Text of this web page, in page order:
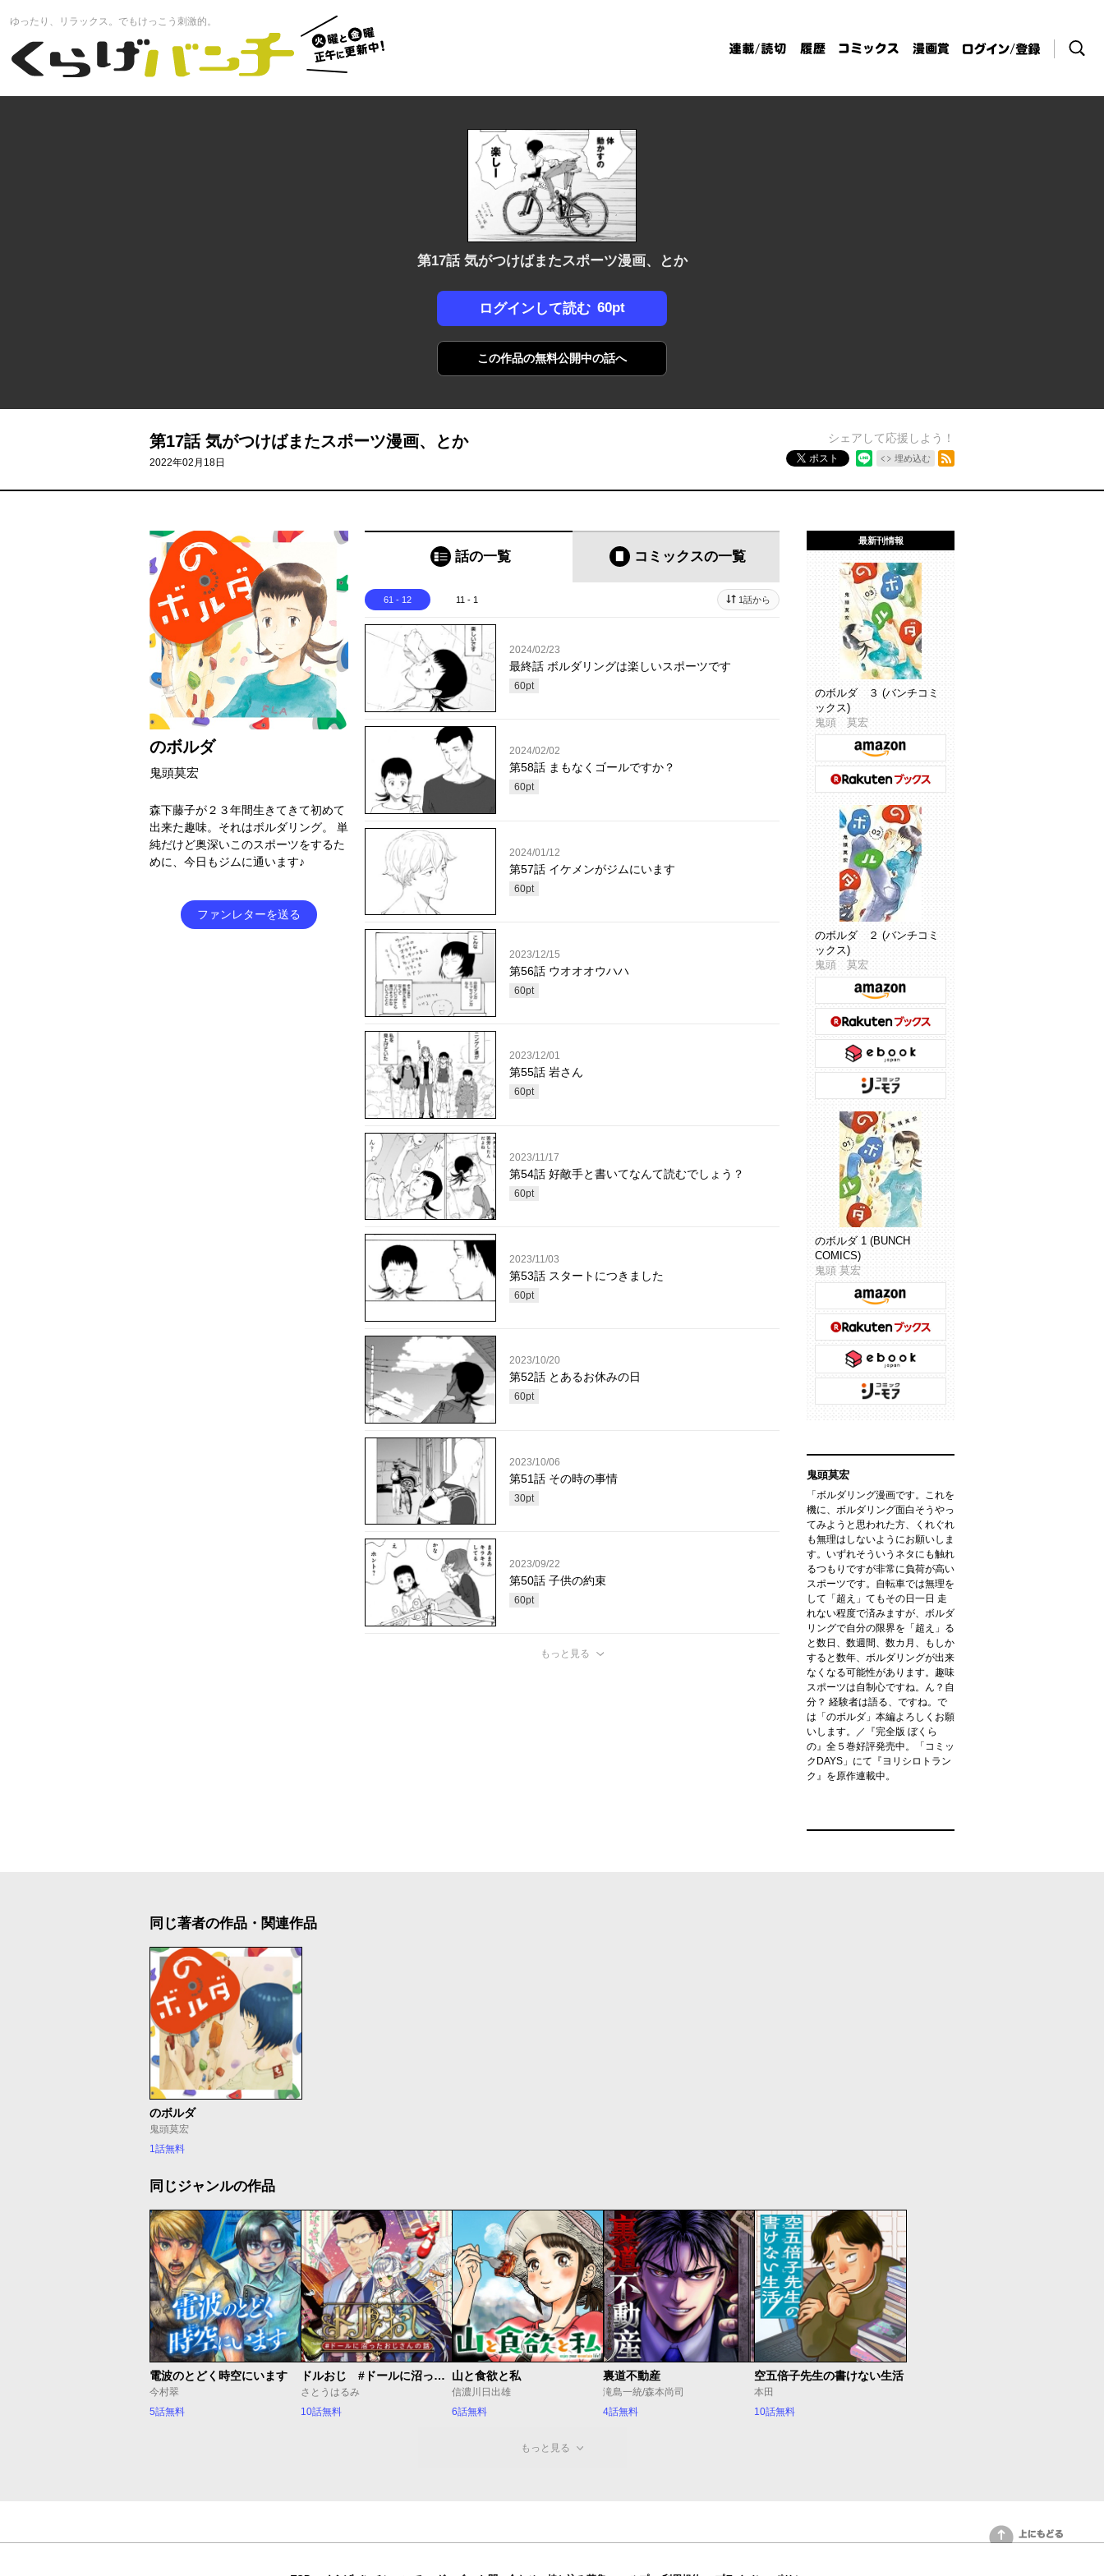
くらげバンチ
火曜と金
曜正午に
更新中！
ゆったり、リラックス。でもけっこう刺激的。
連載/読切 履歴 コミックス 漫画賞
ログイン / 登
録
検索
第17話 気がつけばまたスポーツ漫画、とか
ログインして読む 60pt
この作品の無料公開中の話へ
第17話 気がつけばまたスポーツ漫画、とか
2022年02月18日
シェアして応援しよう！
ポスト 埋め込む
のボルダ
鬼頭莫宏
森下藤子が２３年間生きてきて初めて
出来た趣味。それはボルダリング。 単
純だけど奥深いこのスポーツをするた
めに、今日もジムに通います♪
ファンレターを送る
話の一覧 コミックスの一覧
61 - 12 11 - 1 1話から
2024/02/23
最終話 ボルダリングは楽しいスポーツです
60pt
2024/02/02
第58話 まもなくゴールですか？
60pt
2024/01/12
第57話 イケメンがジムにいます
60pt
2023/12/15
第56話 ウオオオウハハ
60pt
2023/12/01
第55話 岩さん
60pt
2023/11/17
第54話 好敵手と書いてなんて読むでしょう？
60pt
2023/11/03
第53話 スタートにつきました
60pt
2023/10/20
第52話 とあるお休みの日
60pt
2023/10/06
第51話 その時の事情
30pt
2023/09/22
第50話 子供の約束
60pt
もっと見る
最新刊情報
のボルダ ３ (バンチコミ
ックス)
鬼頭 莫宏
のボルダ ２ (バンチコミ
ックス)
鬼頭 莫宏
のボルダ 1 (BUNCH
COMICS)
鬼頭 莫宏
鬼頭莫宏
「ボルダリング漫画です。これを
機に、ボルダリング面白そうやっ
てみようと思われた方、くれぐれ
も無理はしないようにお願いしま
す。いずれそういうネタにも触れ
るつもりですが非常に負荷が高い
スポーツです。自転車では無理を
して「超え」てもその日一日 走
れない程度で済みますが、ボルダ
リングで自分の限界を「超え」る
と数日、数週間、数カ月、もしか
すると数年、ボルダリングが出来
なくなる可能性があります。趣味
スポーツは自制心ですね。ん？自
分？ 経験者は語る、ですね。で
は「のボルダ」本編よろしくお願
いします。／『完全版 ぼくら
の』全５巻好評発売中。「コミッ
クDAYS」にて『ヨリシロトラン
ク』を原作連載中。
同じ著者の作品・関連作品
のボルダ
鬼頭莫宏
1話無料
同じジャンルの作品
電波のとどく時空にいます
今村翠
5話無料
ドルおじ #ドールに沼ったおじさんの話
さとうはるみ
10話無料
山と食欲と私
信濃川日出雄
6話無料
裏道不動産
滝島一統/森本尚司
4話無料
空五倍子先生の書けない生活
本田
10話無料
もっと見る
上にもどる